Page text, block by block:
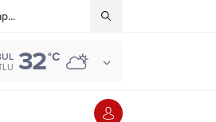
32°C